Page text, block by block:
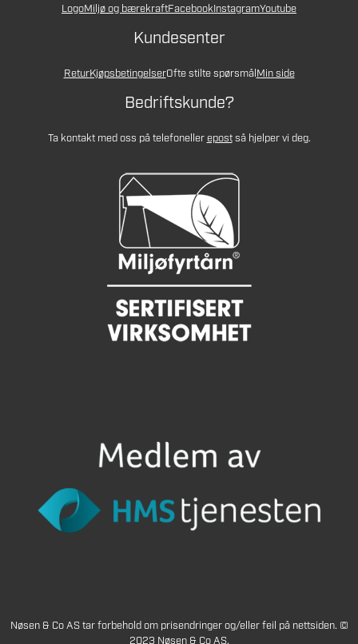
LogoMiljø og bærekraftFacebookInstagramYoutube
Kundesenter
ReturKjøpsbetingelserOfte stilte spørsmålMin side
Bedriftskunde?
Ta kontakt med oss på telefonellerepostså hjelper vi deg.
Nøsen & Co AS tar forbehold om prisendringer og/eller feil på nettsiden. ©
2023 Nøsen & Co AS.